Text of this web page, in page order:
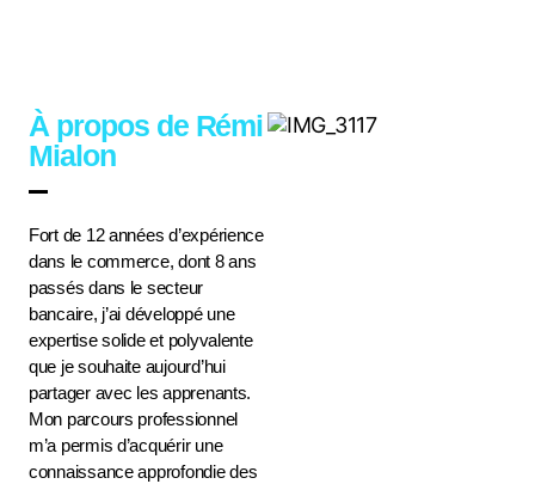
À propos de Rémi
Mialon
Fort de 12 années d’expérience
dans le commerce, dont 8 ans
passés dans le secteur
bancaire, j’ai développé une
expertise solide et polyvalente
que je souhaite aujourd’hui
partager avec les apprenants.
Mon parcours professionnel
m’a permis d’acquérir une
connaissance approfondie des